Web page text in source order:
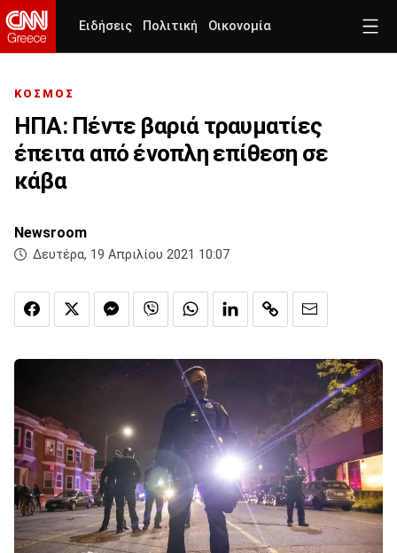
Ειδήσεις Πολιτική Οικονομία
ΚΟΣΜΟΣ
ΗΠΑ: Πέντε βαριά τραυματίες
έπειτα από ένοπλη επίθεση σε
κάβα
Newsroom
Δευτέρα, 19 Απριλίου 2021 10:07